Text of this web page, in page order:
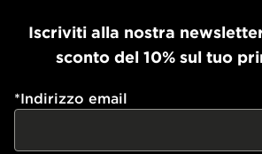
Iscriviti alla nostra
sconto del 10% sul tuo
*Indirizzo email